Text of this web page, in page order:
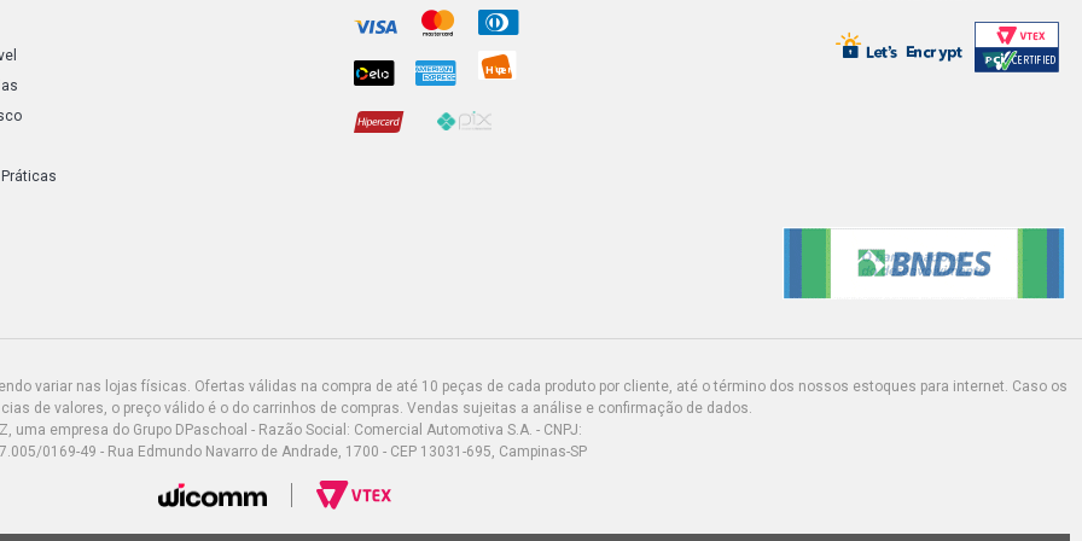
GOL G3 STD HATCH 1.8 8V AP (2000 - 2004)
GOL G3 GTI HATCH 2.0 16V AP (2000 - 2004)
GOL G4 POWER HATCH 1.6 8V AP FLEX (2006 -
2009)
GOL G4 RALLY HATCH 1.6 8V AP FLEX (2005 -
variar nas lojas físicas. Ofertas válidas na compra de até 10 peças de cada produto por cliente, até o término dos nossos estoques para internet. Caso os
de valores, o preço válido é o do carrinhos de compras. Vendas sujeitas a análise e confirmação de dados.
uma empresa do Grupo DPaschoal - Razão Social: Comercial Automotiva S.A. - CNPJ:
0169-49 - Rua Edmundo Navarro de Andrade, 1700 - CEP 13031-695, Campinas-SP